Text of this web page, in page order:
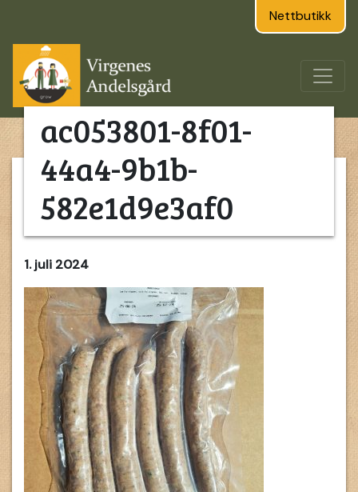
Nettbutikk
ac053801-8f01-
44a4-9b1b-
582e1d9e3af0
1. juli 2024